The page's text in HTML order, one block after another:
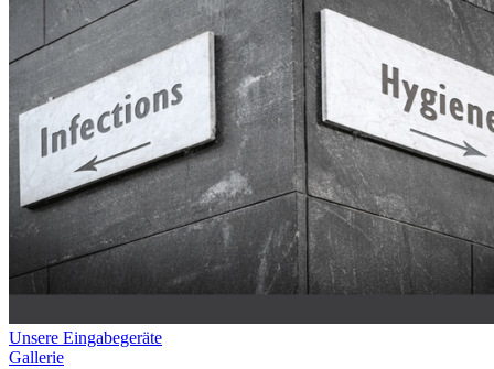
Unsere Eingabegeräte
Gallerie